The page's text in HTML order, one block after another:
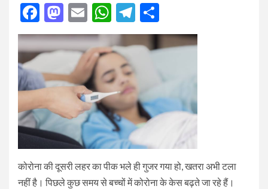
Facebook
Mastodon
EmailWhatsApp
Telegram
कोरोना की दूसरी लहर का पीक भले ही गुजर गया हो, खतरा अभी टला
नहीं है। पिछले कुछ समय से बच्चों में कोरोना के केस बढ़ते जा रहे हैं।